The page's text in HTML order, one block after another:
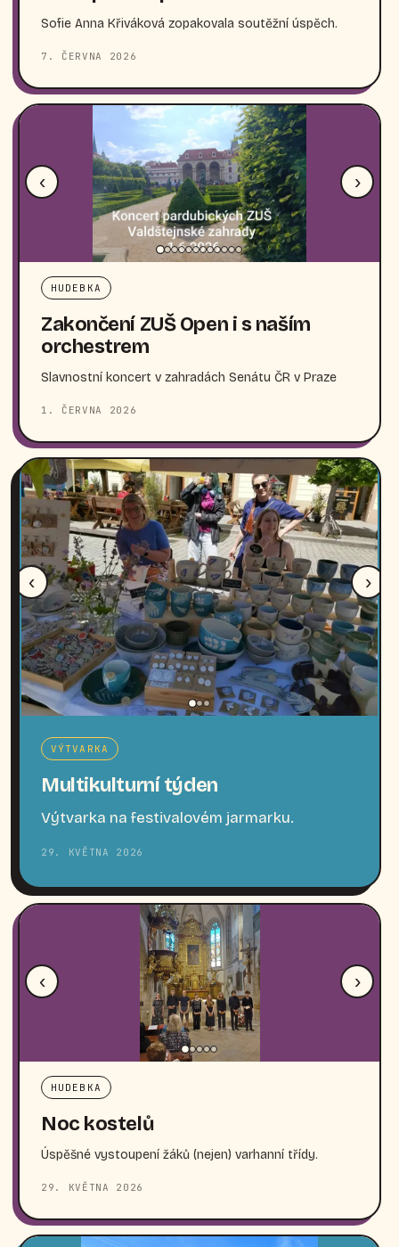
Sofie Anna Křiváková zopakovala soutěžní úspěch.
7. ČERVNA 2026
‹ ›
HUDEBKA
Zakončení ZUŠ Open i s naším
orchestrem
Slavnostní koncert v zahradách Senátu ČR v Praze
1. ČERVNA 2026
‹ ›
VÝTVARKA
Multikulturní týden
Výtvarka na festivalovém jarmarku.
29. KVĚTNA 2026
‹ ›
HUDEBKA
Noc kostelů
Úspěšné vystoupení žáků (nejen) varhanní třídy.
29. KVĚTNA 2026